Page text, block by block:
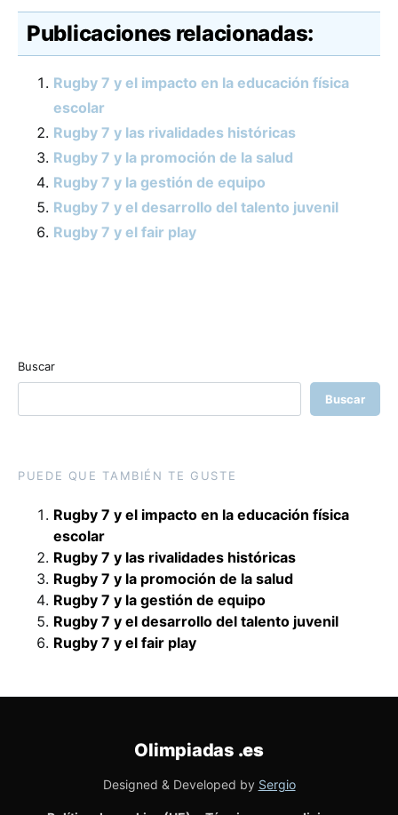
Publicaciones relacionadas:
Rugby 7 y el impacto en la educación física
escolar
Rugby 7 y las rivalidades históricas
Rugby 7 y la promoción de la salud
Rugby 7 y la gestión de equipo
Rugby 7 y el desarrollo del talento juvenil
Rugby 7 y el fair play
Buscar
Buscar
PUEDE QUE TAMBIÉN TE GUSTE
Rugby 7 y el impacto en la educación física
escolar
Rugby 7 y las rivalidades históricas
Rugby 7 y la promoción de la salud
Rugby 7 y la gestión de equipo
Rugby 7 y el desarrollo del talento juvenil
Rugby 7 y el fair play
Olimpiadas .es
Designed & Developed by Sergio